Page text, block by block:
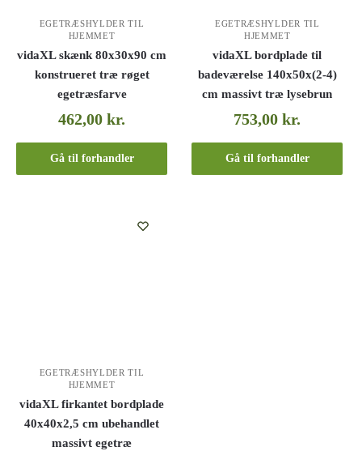
EGETRÆSHYLDER TIL
HJEMMET
vidaXL skænk 80x30x90 cm
konstrueret træ røget
egetræsfarve
462,00kr.
Gå til forhandler
EGETRÆSHYLDER TIL
HJEMMET
vidaXL bordplade til
badeværelse 140x50x(2-4)
cm massivt træ lysebrun
753,00kr.
Gå til forhandler
EGETRÆSHYLDER TIL
HJEMMET
vidaXL firkantet bordplade
40x40x2,5 cm ubehandlet
massivt egetræ